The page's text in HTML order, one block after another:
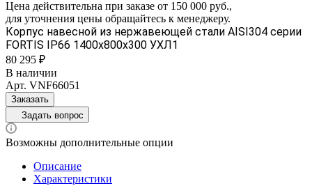
Цена действительна при заказе от 150 000 руб.,
для уточнения цены обращайтесь к менеджеру.
Корпус навесной из нержавеющей стали AISI304 серии
FORTIS IP66 1400х800х300 УХЛ1
80 295 ₽
В наличии
Арт. VNF66051
Заказать
Задать вопрос
Возможны дополнительные опции
Описание
Характеристики